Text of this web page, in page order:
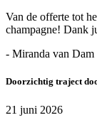
Van de offerte tot
champagne! Dank
- Miranda van Dam
Doorzichtig traject
21 juni 2026